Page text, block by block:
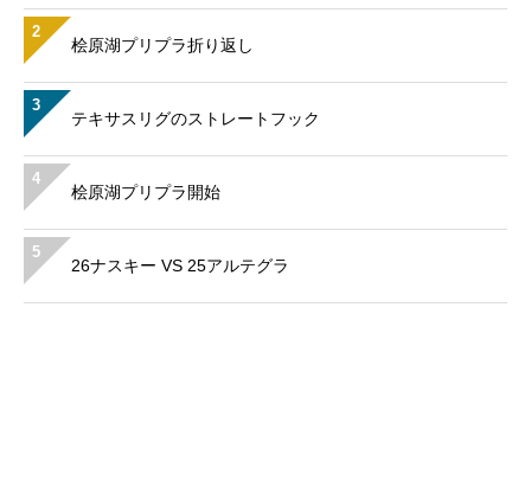
2
桧原湖プリプラ折り返し
3
テキサスリグのストレートフック
4
桧原湖プリプラ開始
5
26ナスキー VS 25アルテグラ